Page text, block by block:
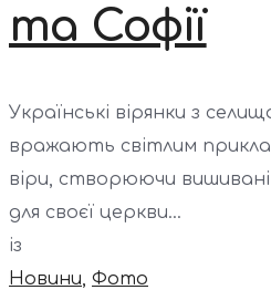
та Софії
Українські вірянки з
вражають світлим
віри, створюючи вишивані
для своєї церкви...
із
Новини, Фото